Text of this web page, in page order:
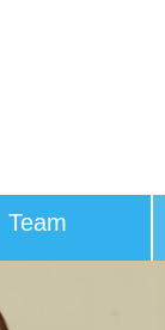
Team